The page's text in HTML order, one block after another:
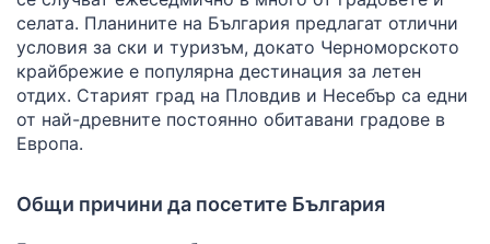
селата. Планините на България предлагат отлични
условия за ски и туризъм, докато Черноморското
крайбрежие е популярна дестинация за летен
отдих. Старият град на Пловдив и Несебър са едни
от най-древните постоянно обитавани градове в
Европа.
Общи причини да посетите България